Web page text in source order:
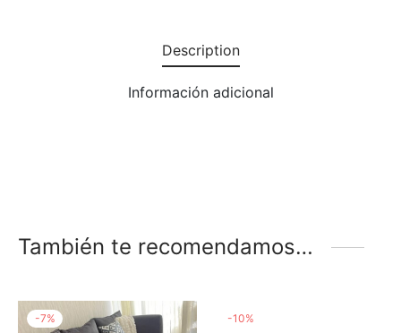
Description
Información adicional
También te recomendamos…
-7% -10%